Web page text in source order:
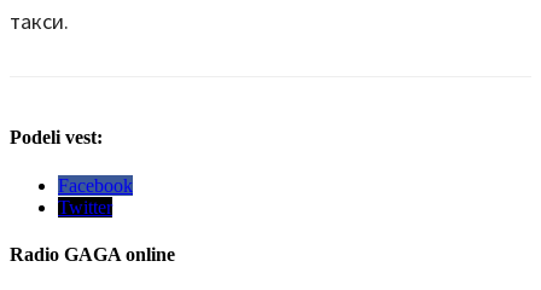
такси.
Podeli vest:
Facebook
Twitter
Radio GAGA online